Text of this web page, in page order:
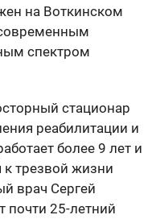
на Воткинском
спектром
стационар
реабилитации и
более 9 лет и
к трезвой жизни
врач Сергей
почти 25-летний